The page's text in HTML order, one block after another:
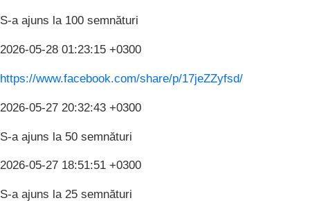
S-a ajuns la 100 semnături
2026-05-28 01:23:15 +0300
https://www.facebook.com/share/p/17jeZZyfsd/
2026-05-27 20:32:43 +0300
S-a ajuns la 50 semnături
2026-05-27 18:51:51 +0300
S-a ajuns la 25 semnături